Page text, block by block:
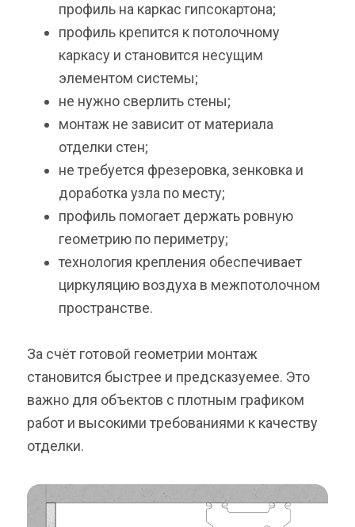
профиль на каркас гипсокартона;
профиль крепится к потолочному
каркасу и становится несущим
элементом системы;
не нужно сверлить стены;
монтаж не зависит от материала
отделки стен;
не требуется фрезеровка, зенковка и
доработка узла по месту;
профиль помогает держать ровную
геометрию по периметру;
технология крепления обеспечивает
циркуляцию воздуха в межпотолочном
пространстве.
За счёт готовой геометрии монтаж
становится быстрее и предсказуемее. Это
важно для объектов с плотным графиком
работ и высокими требованиями к качеству
отделки.